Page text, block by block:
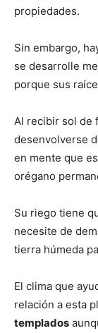
propiedades.
Sin embargo,
se desarrolle
porque sus
Al recibir sol de
desenvolverse
en mente que
orégano
Su riego tiene
necesite de
tierra húmeda
El clima que
relación a esta
templados